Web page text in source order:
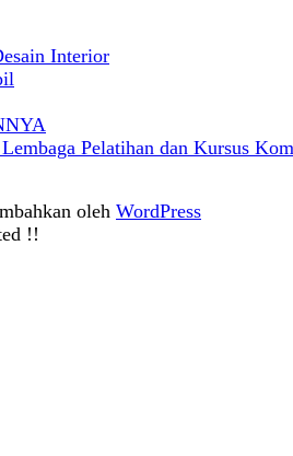
Interior
Pelatihan dan Kursus
oleh WordPress
!!